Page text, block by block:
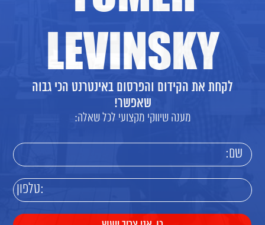
LEVINSKY
לקחת את הקידום והפרסום באינטרנט הכי גבוה
שאפשר!
מענה שיווקי מקצועי לכל שאלה: